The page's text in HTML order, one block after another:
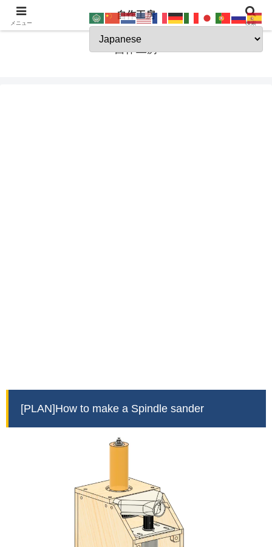
JSK-koubou
自作工房
[PLAN]How to make a Spindle sander
メニュー
自作工房
検索